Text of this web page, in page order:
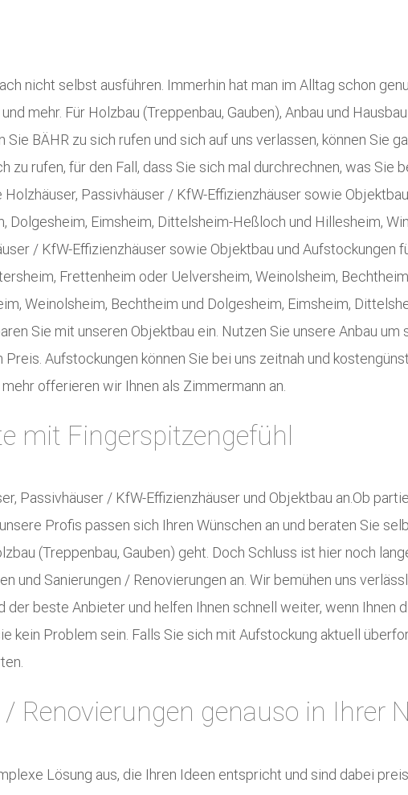
nicht selbst ausführen. Immerhin hat man im Alltag schon
mehr. Für Holzbau (Treppenbau, Gauben), Anbau und
BÄHR zu sich rufen und sich auf uns verlassen, können Sie
zu rufen, für den Fall, dass Sie sich mal durchrechnen, was Sie
Passivhäuser / KfW-Effizienzhäuser sowie
Dolgesheim, Eimsheim, Dittelsheim-Heßloch und Hillesheim,
/ KfW-Effizienzhäuser sowie Objektbau und Aufstockungen
Frettenheim oder Uelversheim, Weinolsheim,
Weinolsheim, Bechtheim und Dolgesheim, Eimsheim,
Sie mit unseren Objektbau ein. Nutzen Sie unsere Anbau um
Aufstockungen können Sie bei uns zeitnah und
offerieren wir Ihnen als Zimmermann an.
mit Fingerspitzengefühl
Passivhäuser / KfW-Effizienzhäuser und Objektbau an.Ob
Profis passen sich Ihren Wünschen an und beraten Sie
(Treppenbau, Gauben) geht. Doch Schluss ist hier noch
und Sanierungen / Renovierungen an. Wir bemühen uns
der beste Anbieter und helfen Ihnen schnell weiter, wenn Ihnen
kein Problem sein. Falls Sie sich mit Aufstockung aktuell
Renovierungen genauso in Ihrer
Lösung aus, die Ihren Ideen entspricht und sind dabei